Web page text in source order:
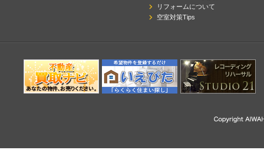
リフォームについて
空室対策Tips